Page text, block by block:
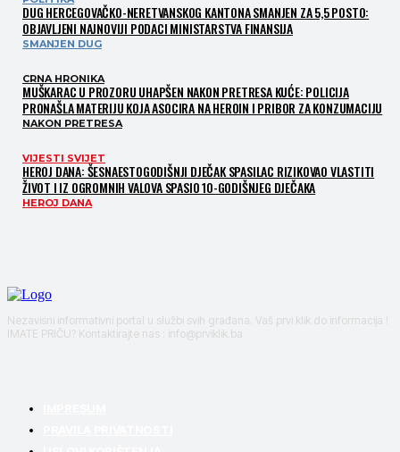
DUG HERCEGOVAČKO-NERETVANSKOG KANTONA SMANJEN ZA 5,5 POSTO:
OBJAVLJENI NAJNOVIJI PODACI MINISTARSTVA FINANSIJA
SMANJEN DUG
CRNA HRONIKA
MUŠKARAC U PROZORU UHAPŠEN NAKON PRETRESA KUĆE: POLICIJA
PRONAŠLA MATERIJU KOJA ASOCIRA NA HEROIN I PRIBOR ZA KONZUMACIJU
NAKON PRETRESA
VIJESTI SVIJET
HEROJ DANA: ŠESNAESTOGODIŠNJI DJEČAK SPASILAC RIZIKOVAO VLASTITI
ŽIVOT I IZ OGROMNIH VALOVA SPASIO 10-GODIŠNJEG DJEČAKA
HEROJ DANA
Nezavisni informativni portal u službi svih građana. Vaš prvi klik do informacija !
IMATE PRIČU? Kontaktirajte nas : info@prviklik.ba